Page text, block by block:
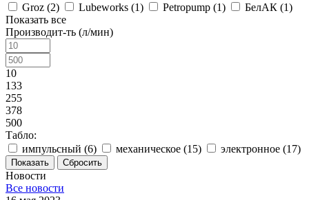
Groz (2) Lubeworks (1) Petropump (1) БелАК (1)
Показать все
Производит-ть (л/мин)
10
133
255
378
500
Табло:
импульсный (6) механическое (15) электронное (17)
Сбросить
Новости
Все новости